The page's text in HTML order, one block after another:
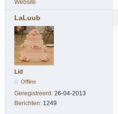
Website
LaLuub
Lid
Offline
Geregistreerd: 26-04-2013
Berichten: 1249